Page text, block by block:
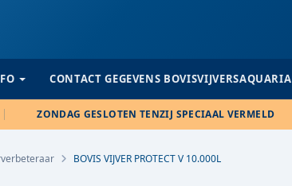
CONTACT GEGEVENS BOVISVIJVERSAQUARIA
ZONDAG GESLOTEN TENZIJ SPECIAAL VERMELD
BOVIS VIJVER PROTECT V 10.000L